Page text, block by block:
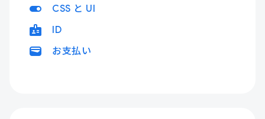
toggle_on CSS と UI
badge ID
wallet お支払い